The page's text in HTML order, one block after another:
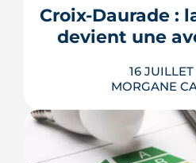
au Sénat pourrait
Calendrier, sanctions,
Croix-Daurade :
devient une
16
MORGANE